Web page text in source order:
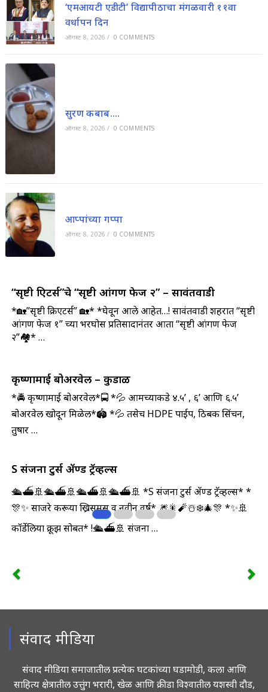
‘एमआयटी एडीटी’ विद्यापीठाचा मंगळवारी ११वा
वर्धापन दिन
ऑगस्ट 8, 2026 / 0 COMMENTS
सुरण कबाब….
ऑगस्ट 8, 2026 / 0 COMMENTS
आप्पांच्या गप्पा
ऑगस्ट 8, 2026 / 0 COMMENTS
“सृष्टी क्रिएटर्स”चे “सृष्टी आंगण फेज २” – सावंतवाडी
*🏡”सृष्टी क्रिएटर्स” 🏡* *घेवून आले आहेत…! सावंतवाडी शहरात “सृष्टी
आंगण फेज १” च्या भरघोस प्रतिसादानंतर आता “सृष्टी आंगण फेज
२”🏘️* …
कृष्णामाई बोअरवेल – कुडाळ
*🚔 कृष्णामाई बोअरवेल*🚍 *💦 आमच्याकडे ४.५’ , ६’ आणि ६.५’
बोअरवेल खोदून मिळेल*🏟️ *💦 तसेच HDPE पाईप, ठिबक सिंचन,
तुषार …
S संजना टुर्स ॲण्ड ट्रॅव्हल्स
🛳️⛴️🚢🛳️⛴️🚢🛳️⛴️🚢🛳️⛴️🚢 *S संजना टुर्स ॲण्ड ट्रॅव्हल्स* *
🎊✨ ️साजरे करूया ख्रिसमस व नवीन वर्ष* 🎆🎇🧨☃️❄️🎄🎊 *✨️🚢
कॉर्डेलिया क्रूझ सोबत* !🛳️⛴️🚢 संजना …
संवाद मीडिया
संवाद मीडिया समाजातील प्रत्येक घटकांच्या घडामोडी, कला आणि
साहित्य क्षेत्रातील उत्तुंग भरारी, खेळ आणि क्रीडा विश्वातील यशस्वी दौड,